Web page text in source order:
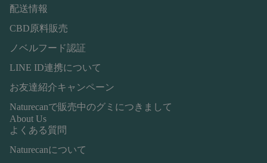
配送情報
CBD原料販売
ノベルフード認証
LINE ID連携について
お友達紹介キャンペーン
Naturecanで販売中のグミにつきまして
About Us
よくある質問
Naturecanについて